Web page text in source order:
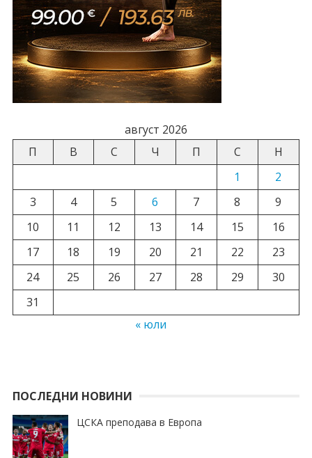
август 2026
П
В С Ч П С
Н
1
2
3
4 5 6 7 8
9
10
11 12 13 14 15
16
17
18 19 20 21 22
23
24
25 26 27 28 29
30
31
« юли
ПОСЛЕДНИ НОВИНИ
ЦСКА преподава в Европа